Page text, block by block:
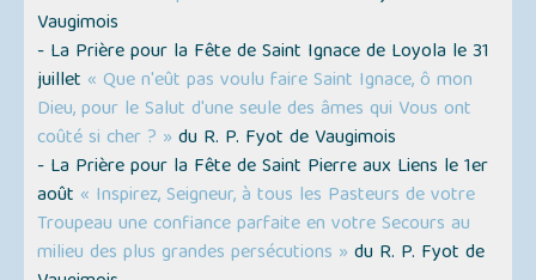
Vaugimois
- La Prière pour la Fête de Saint Ignace de Loyola le 31
juillet « Que n'eût pas voulu faire Saint Ignace, ô mon
Dieu, pour le Salut d'une seule des âmes qui Vous ont
coûté si cher ? » du R. P. Fyot de Vaugimois
- La Prière pour la Fête de Saint Pierre aux Liens le 1er
août « Inspirez, Seigneur, à tous les Pasteurs de votre
Troupeau une confiance parfaite en votre Secours au
milieu des plus grandes persécutions » du R. P. Fyot de